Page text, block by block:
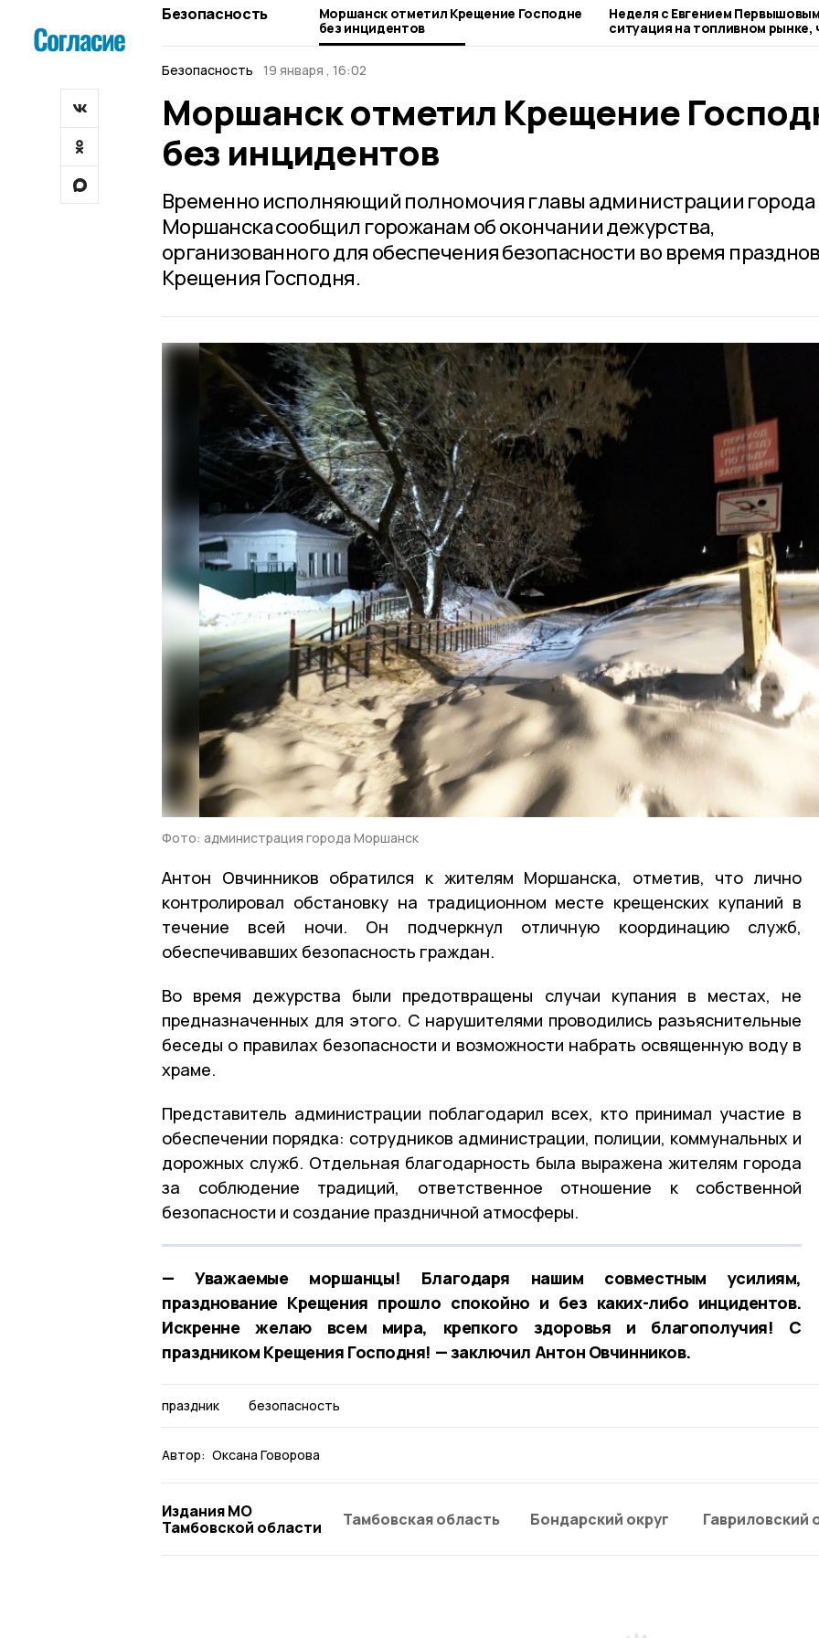
Безопасность
Моршанск отметил Крещение Господне
без инцидентов
Неделя с Евгением
ситуация на топливном рынке,
городе и приоритеты
Безопасность 19 января , 16:02
Моршанск отметил Крещение
без инцидентов
Временно исполняющий полномочия главы администрации города
Моршанска сообщил горожанам об окончании дежурства,
организованного для обеспечения безопасности во время
Крещения Господня.
Фото: администрация города Моршанск
Антон Овчинников обратился к жителям Моршанска, отметив, что лично
контролировал обстановку на традиционном месте крещенских купаний в
течение всей ночи. Он подчеркнул отличную координацию служб,
обеспечивавших безопасность граждан.
Во время дежурства были предотвращены случаи купания в местах, не
предназначенных для этого. С нарушителями проводились разъяснительные
беседы о правилах безопасности и возможности набрать освященную воду в
храме.
Представитель администрации поблагодарил всех, кто принимал участие в
обеспечении порядка: сотрудников администрации, полиции, коммунальных и
дорожных служб. Отдельная благодарность была выражена жителям города
за соблюдение традиций, ответственное отношение к собственной
безопасности и создание праздничной атмосферы.
— Уважаемые моршанцы! Благодаря нашим совместным усилиям,
празднование Крещения прошло спокойно и без каких-либо инцидентов.
Искренне желаю всем мира, крепкого здоровья и благополучия! С
праздником Крещения Господня! — заключил Антон Овчинников.
праздник безопасность
Автор: Оксана Говорова
Издания МО
Тамбовской области
Тамбовская область Бондарский округ Гавриловский